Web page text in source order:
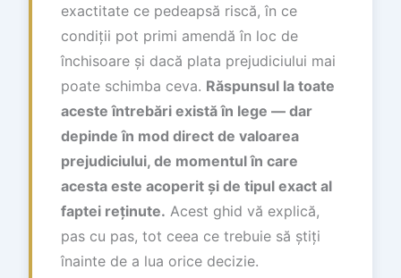
exactitate ce pedeapsă riscă, în ce
condiții pot primi amendă în loc de
închisoare și dacă plata prejudiciului mai
poate schimba ceva. Răspunsul la toate
aceste întrebări există în lege — dar
depinde în mod direct de valoarea
prejudiciului, de momentul în care
acesta este acoperit și de tipul exact al
faptei reținute. Acest ghid vă explică,
pas cu pas, tot ceea ce trebuie să știți
înainte de a lua orice decizie.